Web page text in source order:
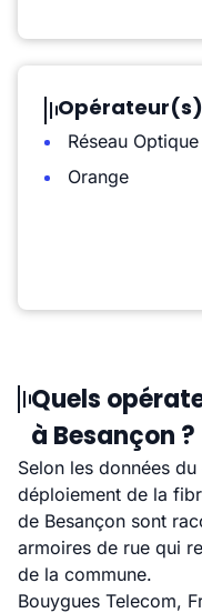
Réseau
Orange
Quels
à Besançon ?
Selon les données
déploiement de la
de Besançon sont
armoires de rue qui
de la commune.
Bouygues Telecom,